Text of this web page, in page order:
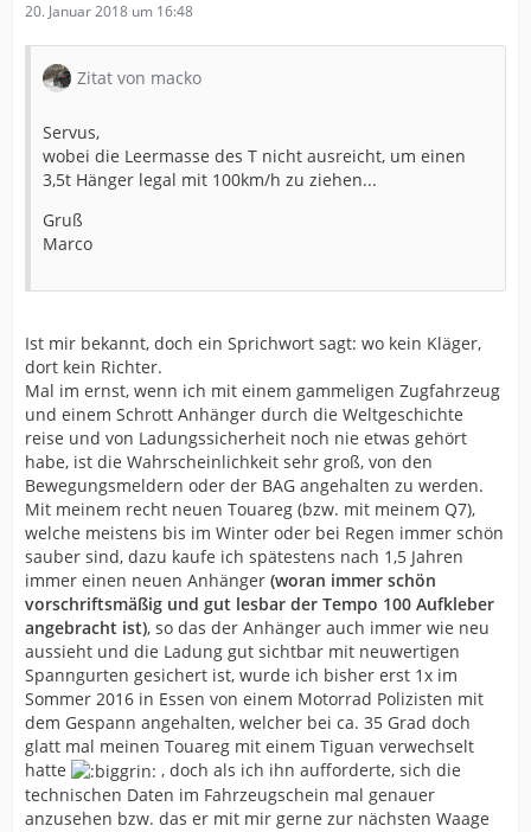
20. Januar 2018 um 16:48
Zitat von macko
Servus,
wobei die Leermasse des T nicht ausreicht, um einen
3,5t Hänger legal mit 100km/h zu ziehen...
Gruß
Marco
Ist mir bekannt, doch ein Sprichwort sagt: wo kein Kläger,
dort kein Richter.
Mal im ernst, wenn ich mit einem gammeligen Zugfahrzeug
und einem Schrott Anhänger durch die Weltgeschichte
reise und von Ladungssicherheit noch nie etwas gehört
habe, ist die Wahrscheinlichkeit sehr groß, von den
Bewegungsmeldern oder der BAG angehalten zu werden.
Mit meinem recht neuen Touareg (bzw. mit meinem Q7),
welche meistens bis im Winter oder bei Regen immer schön
sauber sind, dazu kaufe ich spätestens nach 1,5 Jahren
immer einen neuen Anhänger (woran immer schön
vorschriftsmäßig und gut lesbar der Tempo 100 Aufkleber
angebracht ist), so das der Anhänger auch immer wie neu
aussieht und die Ladung gut sichtbar mit neuwertigen
Spanngurten gesichert ist, wurde ich bisher erst 1x im
Sommer 2016 in Essen von einem Motorrad Polizisten mit
dem Gespann angehalten, welcher bei ca. 35 Grad doch
glatt mal meinen Touareg mit einem Tiguan verwechselt
hatte
, doch als ich ihn aufforderte, sich die
technischen Daten im Fahrzeugschein mal genauer
anzusehen bzw. das er mit mir gerne zur nächsten Waage